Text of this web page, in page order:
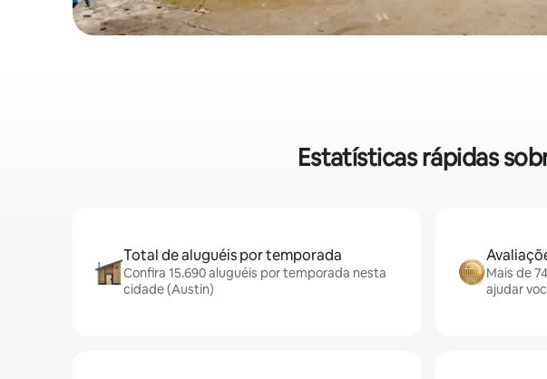
Estatísticas rápidas
Total de aluguéis por temporada
Confira 15.690 aluguéis por temporada nesta
cidade (Austin)
Mais de
ajudar